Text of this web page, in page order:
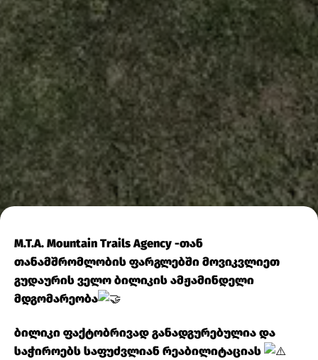
გასული უქმეები
მეტად
პროდუქტიული
გამოდგა ჩვენი
გუნდისთვის
M.T.A. Mountain Trails Agency -თან
თანამშრომლობის ფარგლებში მოვიკვლიეთ
გუდაურის ველო ბილიკის ამჟამინდელი
მდგომარეობა
ბილიკი ფაქტობრივად განადგურებულია და
საჭიროებს საფუძვლიან რეაბილიტაციას